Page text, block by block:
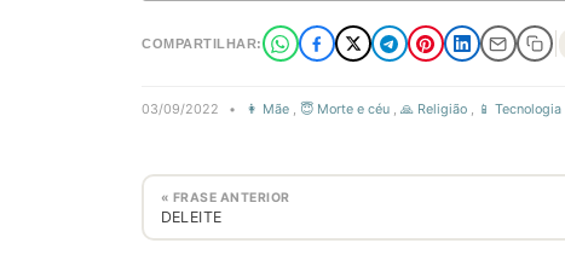
COMPARTILHAR:
03/09/2022 • 👩 Mãe , 😇 Morte e céu , 🙏 Religião , 📱 Tecnologia
« FRASE ANTERIOR
DELEITE